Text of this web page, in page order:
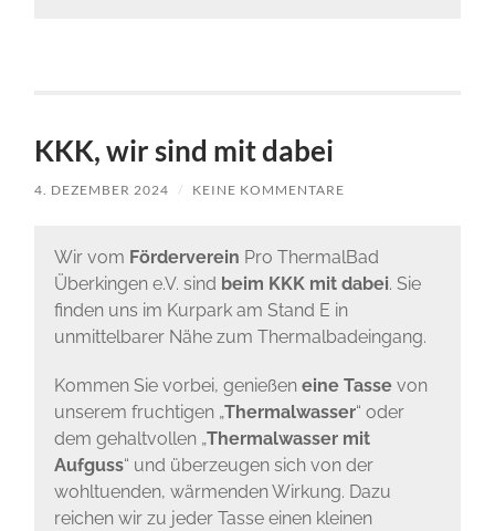
KKK, wir sind mit dabei
4. DEZEMBER 2024 / KEINE KOMMENTARE
Wir vom Förderverein Pro ThermalBad
Überkingen e.V. sind beim KKK mit dabei. Sie
finden uns im Kurpark am Stand E in
unmittelbarer Nähe zum Thermalbadeingang.
Kommen Sie vorbei, genießen eine Tassevon
unserem fruchtigen „Thermalwasser“ oder
dem gehaltvollen „Thermalwasser mit
Aufguss“ und überzeugen sich von der
wohltuenden, wärmenden Wirkung. Dazu
reichen wir zu jeder Tasse einen kleinen